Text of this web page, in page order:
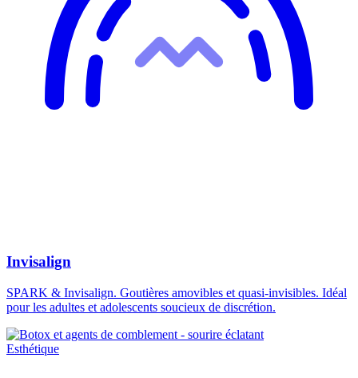
Invisalign
SPARK & Invisalign. Goutières amovibles et quasi-invisibles. Idéal
pour les adultes et adolescents soucieux de discrétion.
Esthétique